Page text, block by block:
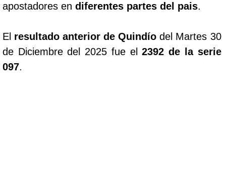
apostadores en diferentes partes del pais.
El resultado anterior de Quindío del Martes 30
de Diciembre del 2025 fue el2392 de la serie
097.